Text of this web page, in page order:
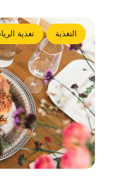
التغذية تغذية